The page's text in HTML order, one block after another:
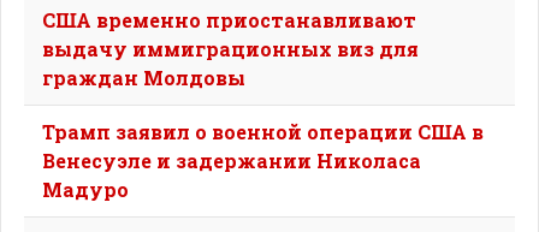
США временно приостанавливают
выдачу иммиграционных виз для
граждан Молдовы
Трамп заявил о военной операции США в
Венесуэле и задержании Николаса
Мадуро